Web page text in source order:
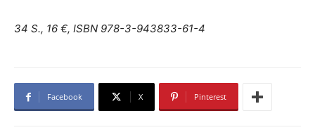
34 S., 16 €, ISBN 978-3-943833-61-4
Facebook X Pinterest